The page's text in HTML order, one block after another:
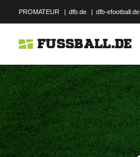
PROMATEUR | dfb.de | dfb-efootball.de
FUSSBALL.DE